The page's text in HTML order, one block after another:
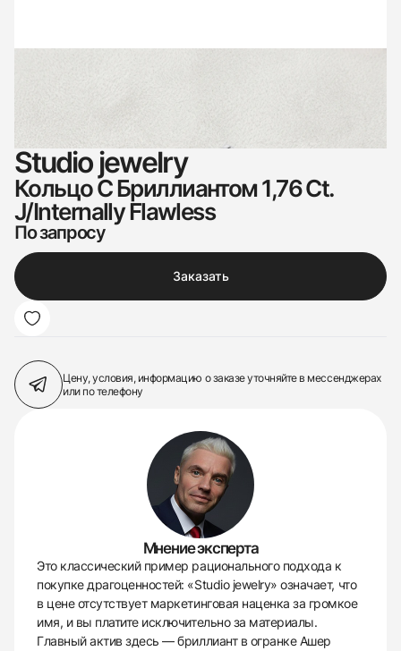
Studio jewelry
Кольцо С Бриллиантом 1,76 Ct.
J/Internally Flawless
По запросу
Заказать
Цену, условия, информацию о заказеуточняйте в мессенджерах
или по телефону
Мнение эксперта
Это классический пример рационального подхода к
покупке драгоценностей: «Studio jewelry» означает, что
в цене отсутствует маркетинговая наценка за громкое
имя, и вы платите исключительно за материалы.
Главный актив здесь — бриллиант в огранке Ашер